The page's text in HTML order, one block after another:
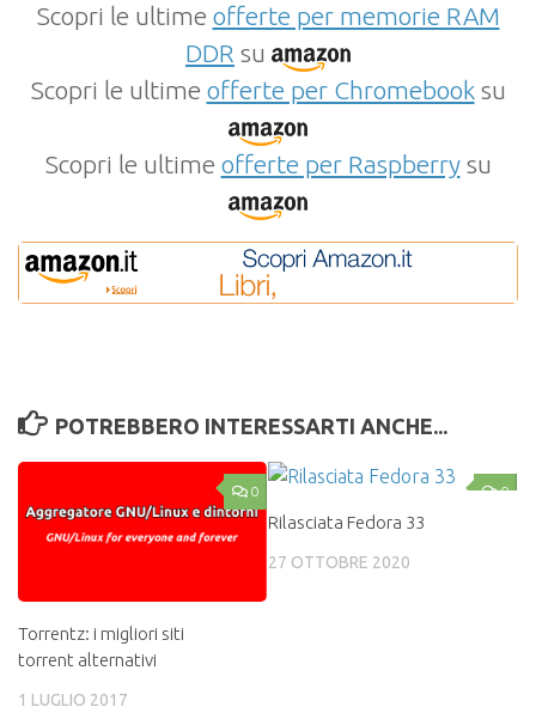
Scopri le ultime offerte per memorie RAM
DDR su
Scopri le ultime offerte per Chromebooksu
Scopri le ultime offerte per Raspberrysu
POTREBBERO INTERESSARTI ANCHE...
0
Torrentz: i migliori siti
torrent alternativi
1 LUGLIO 2017
0
Rilasciata Fedora 33
27 OTTOBRE 2020